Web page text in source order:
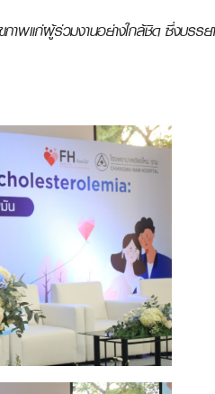
พแก่ผู้ร่วมงานอย่างใกล้ชิด ซึ่งบรรย